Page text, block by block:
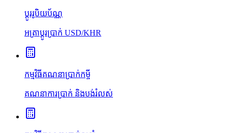
ប្ដូររូបិយប័ណ្ណ
អត្រាប្ដូរប្រាក់ USD/KHR
កម្មវិធីគណនាប្រាក់កម្ចី
គណនាការប្រាក់ និងបង់រំលស់